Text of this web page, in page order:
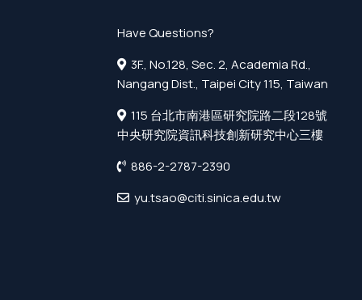
Have Questions?
3F., No.128, Sec. 2, Academia Rd.,
Nangang Dist., Taipei City 115, Taiwan
115 台北市南港區研究院路二段128號
中央研究院資訊科技創新研究中心三樓
886-2-2787-2390
yu.tsao@citi.sinica.edu.tw